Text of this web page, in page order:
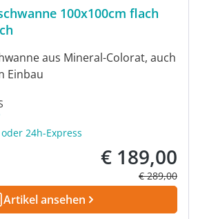
100x100cm flach
aus Mineral-Colorat, auch
Einbau
24h-Express
Verkaufspreis:
€ 189,00
Regulärer
€ 289,00
Artikel ansehen